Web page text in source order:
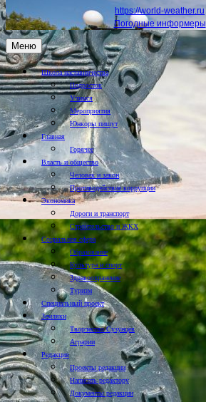
https://world-weather.ru
Погодные информеры
Меню
Школа наставничества
Подросток
Учимся
Мероприятия
Юнкоры пишут
Главная
Горячее
Власть и общество
Человек и закон
Противодействие коррупции
Экономика
Дороги и транспорт
Строительство и ЖКХ
Социальная сфера
Образование
Культура и спорт
Здравоохранение
Туризм
Специальный проект
Земляки
Творчество Сузунцев
Аграрии
Редакция
Проекты редакции
Написать редактору
Документы редакции